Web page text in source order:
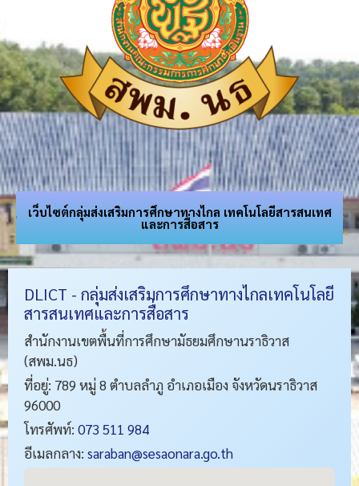
เว็บไซต์กลุ่มส่งเสริมการศึกษาทางไกล เทคโนโลยีสารสนเทศ
และการสื่อสาร
DLICT - กลุ่มส่งเสริมการศึกษาทางไกลเทคโนโลยี
สารสนเทศและการสื่อสาร
สำนักงานเขตพื้นที่การศึกษามัธยมศึกษานราธิวาส
(สพม.นธ)
ที่อยู่: 789 หมู่ 8 ตำบลลำภู อำเภอเมือง จังหวัดนราธิวาส
96000
โทรศัพท์: 073 511 984
อีเมลกลาง: saraban@sesaonara.go.th